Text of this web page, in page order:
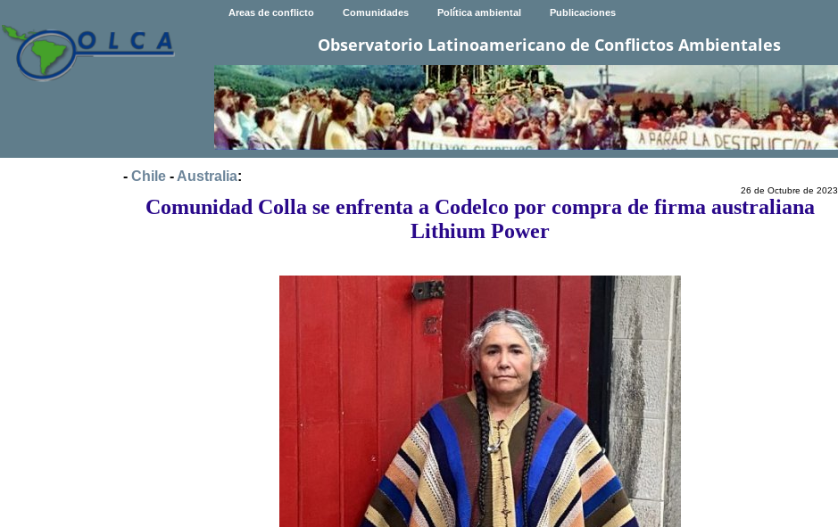
Areas de conflicto Comunidades Política ambiental Publicaciones
Observatorio Latinoamericano de Conflictos Ambientales
- Chile - Australia:
26 de Octubre de 2023
Comunidad Colla se enfrenta a Codelco por compra de firma australiana
Lithium Power